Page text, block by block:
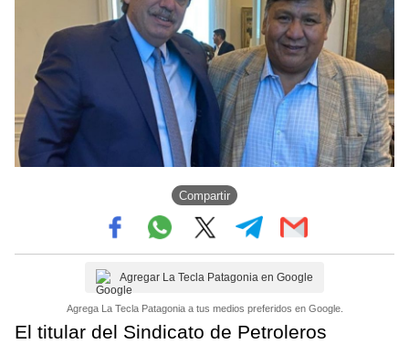
Compartir
Agregar La Tecla Patagonia en Google
Agrega La Tecla Patagonia a tus medios preferidos en Google.
El titular del Sindicato de Petroleros